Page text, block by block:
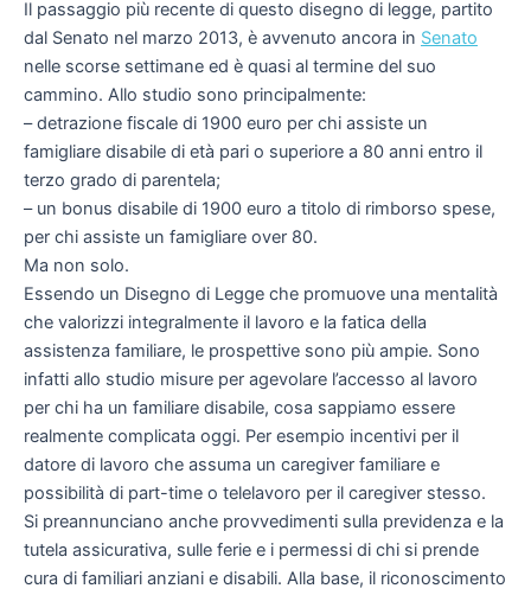
Il passaggio più recente di questo disegno di legge, partito
dal Senato nel marzo 2013, è avvenuto ancora in Senato
nelle scorse settimane ed è quasi al termine del suo
cammino. Allo studio sono principalmente:
– detrazione fiscale di 1900 euro per chi assiste un
famigliare disabile di età pari o superiore a 80 anni entro il
terzo grado di parentela;
– un bonus disabile di 1900 euro a titolo di rimborso spese,
per chi assiste un famigliare over 80.
Ma non solo.
Essendo un Disegno di Legge che promuove una mentalità
che valorizzi integralmente il lavoro e la fatica della
assistenza familiare, le prospettive sono più ampie. Sono
infatti allo studio misure per agevolare l’accesso al lavoro
per chi ha un familiare disabile, cosa sappiamo essere
realmente complicata oggi. Per esempio incentivi per il
datore di lavoro che assuma un caregiver familiare e
possibilità di part-time o telelavoro per il caregiver stesso.
Si preannunciano anche provvedimenti sulla previdenza e la
tutela assicurativa, sulle ferie e i permessi di chi si prende
cura di familiari anziani e disabili. Alla base, il riconoscimento